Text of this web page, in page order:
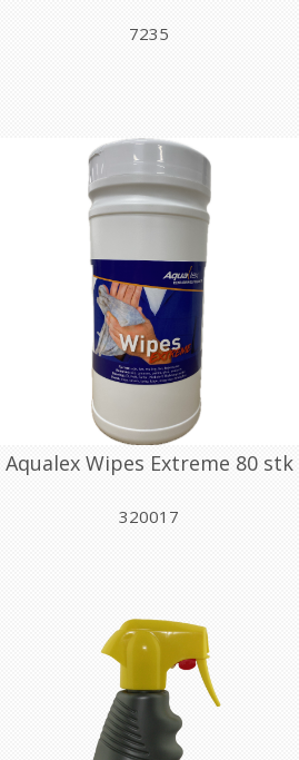
7235
Aqualex Wipes Extreme 80 stk
320017